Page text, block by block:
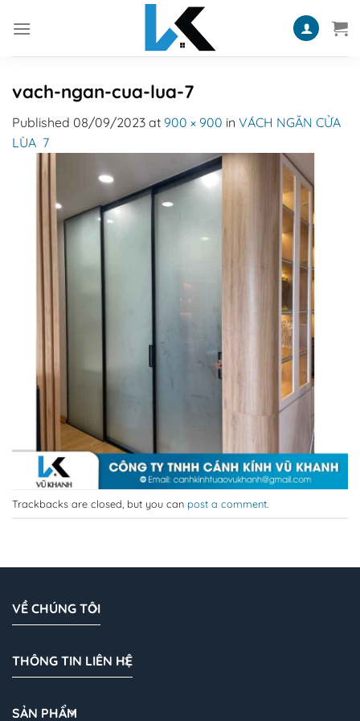
vach-ngan-cua-lua-7
Published 08/09/2023 at 900 × 900 in VÁCH NGĂN CỬA
LÙA 7
Trackbacks are closed, but you can post a comment.
VỀ CHÚNG TÔI
THÔNG TIN LIÊN HỆ
SẢN PHẨM